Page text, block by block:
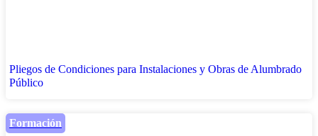
Pliegos de Condiciones para Instalaciones y Obras de Alumbrado
Público
Formación